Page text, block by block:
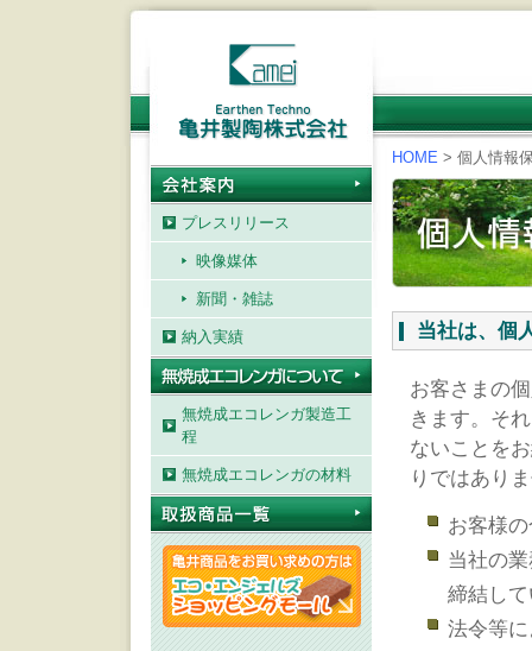
HOME > 個人情報
当社は、個
お客さまの
きます。そ
ないことを
りではあり
お客様
当社の
締結し
法令等
プレスリリース
映像媒体
新聞・雑誌
納入実績
無焼成エコレンガ製造工
程
無焼成エコレンガの材料